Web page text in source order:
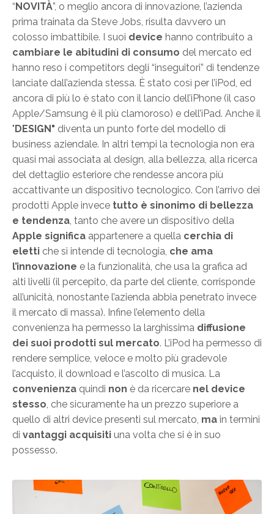
“ NOVITÀ”, o meglio ancora di innovazione, l’azienda
prima trainata da Steve Jobs, risulta davvero un
colosso imbattibile. I suoi device hanno contribuito a
cambiare le abitudini di consumo del mercato ed
hanno reso i competitors degli “inseguitori” di tendenze
lanciate dall’azienda stessa. È stato così per l’iPod, ed
ancora di più lo è stato con il lancio dell’iPhone (il caso
Apple/Samsung è il più clamoroso) e dell’iPad. Anche il
" DESIGN" diventa un punto forte del modello di
business aziendale. In altri tempi la tecnologia non era
quasi mai associata al design, alla bellezza, alla ricerca
del dettaglio esteriore che rendesse ancora più
accattivante un dispositivo tecnologico. Con l’arrivo dei
prodotti Apple invece tutto è sinonimo di bellezza
e tendenza, tanto che avere un dispositivo della
Apple significa appartenere a quella cerchia di
eletti che si intende di tecnologia, che ama
l’innovazione e la funzionalità, che usa la grafica ad
alti livelli (il percepito, da parte del cliente, corrisponde
all’unicità, nonostante l’azienda abbia penetrato invece
il mercato di massa). Infine l’elemento della
convenienza ha permesso la larghissima diffusione
dei suoi prodotti sul mercato. L’iPod ha permesso di
rendere semplice, veloce e molto più gradevole
l’acquisto, il download e l’ascolto di musica. La
convenienza quindi non è da ricercare nel device
stesso, che sicuramente ha un prezzo superiore a
quello di altri device presenti sul mercato, ma in termini
di vantaggi acquisiti una volta che si è in suo
possesso.